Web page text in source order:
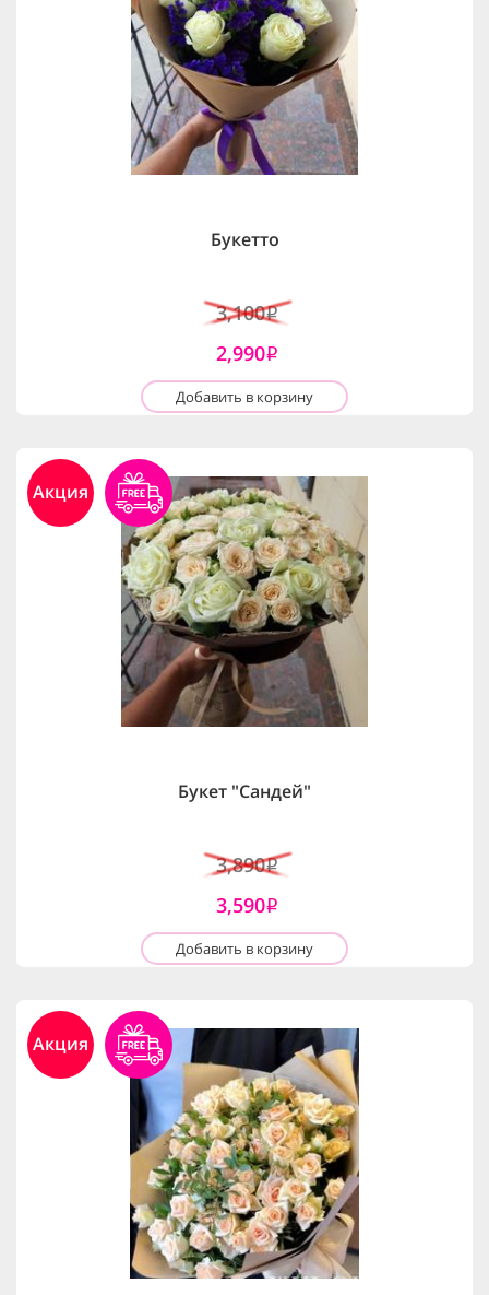
Букетто
3,100i
2,990i
Добавить в корзину
Акция
Букет "Сандей"
3,890i
3,590i
Добавить в корзину
Акция